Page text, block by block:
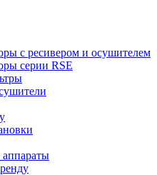
с ресивером и осушителем
серии RSE